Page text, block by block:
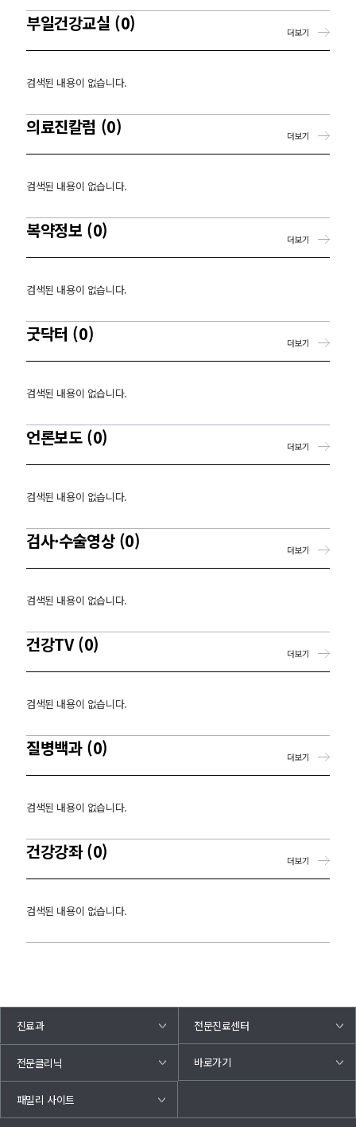
부일건강교실 (0)
검색된 내용이 없습니다.
더보기
의료진칼럼 (0)
검색된 내용이 없습니다.
더보기
복약정보 (0)
검색된 내용이 없습니다.
더보기
굿닥터 (0)
검색된 내용이 없습니다.
더보기
언론보도 (0)
검색된 내용이 없습니다.
더보기
검사·수술영상 (0)
검색된 내용이 없습니다.
더보기
건강TV (0)
검색된 내용이 없습니다.
더보기
질병백과 (0)
검색된 내용이 없습니다.
더보기
건강강좌 (0)
검색된 내용이 없습니다.
더보기
진료과 전문진료센터
전문클리닉 바로가기
패밀리 사이트